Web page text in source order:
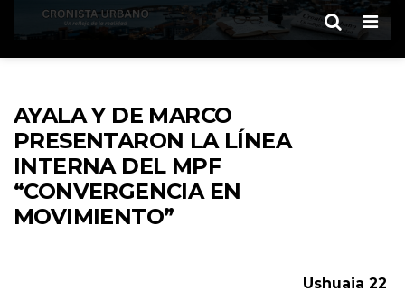
AYALA Y DE MARCO
PRESENTARON LA LÍNEA
INTERNA DEL MPF
“CONVERGENCIA EN
MOVIMIENTO”
Ushuaia 22